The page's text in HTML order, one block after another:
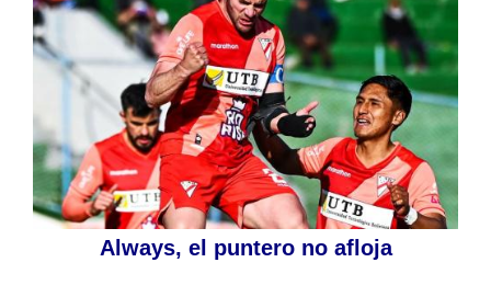
Always, el puntero no afloja